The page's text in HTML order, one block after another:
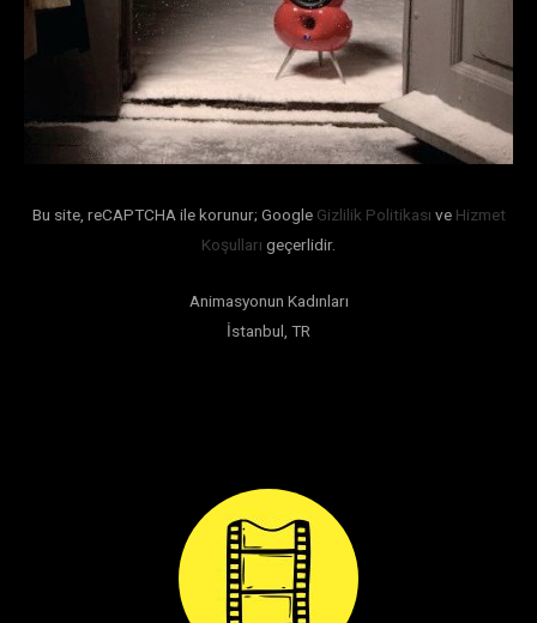
Bu site, reCAPTCHA ile korunur; Google Gizlilik Politikası ve Hizmet
Koşulları geçerlidir.
Animasyonun Kadınları
İstanbul, TR